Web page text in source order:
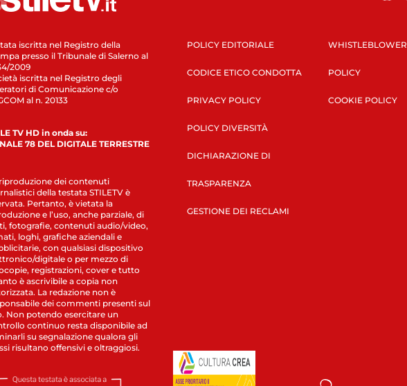
iscritta nel Registro della
presso il Tribunale di Salerno al
2009
iscritta nel Registro degli
di Comunicazione c/o
al n. 20133
TV HD in onda su:
78 DEL DIGITALE TERRESTRE
dei contenuti
della testata STILETV è
Pertanto, è vietata la
e l’uso, anche parziale, di
fotografie, contenuti audio/video,
loghi, grafiche aziendali e
con qualsiasi dispositivo
digitale o per mezzo di
registrazioni, cover e tutto
è ascrivibile a copia non
La redazione non è
dei commenti presenti sul
Non potendo esercitare un
continuo resta disponibile ad
su segnalazione qualora gli
risultano offensivi e oltraggiosi.
POLICY EDITORIALE
CODICE ETICO CONDOTTA
PRIVACY POLICY
POLICY DIVERSITÀ
DICHIARAZIONE DI
TRASPARENZA
GESTIONE DEI RECLAMI
WHISTLEBLOWER
POLICY
COOKIE POLICY